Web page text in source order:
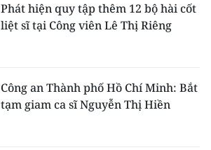
Phát hiện quy tập thêm 12 bộ hài cốt
liệt sĩ tại Công viên Lê Thị Riêng
Công an Thành phố Hồ Chí Minh: Bắt
tạm giam ca sĩ Nguyễn Thị Hiền